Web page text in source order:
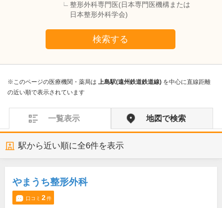
整形外科専門医(日本専門医機構または
日本整形外科学会)
検索する
※このページの医療機関・薬局は 上島駅(遠州鉄道鉄道線) を中心に直線距離
の近い順で表示されています
一覧表示 地図で検索
駅から近い順に全6件を表示
やまうち整形外科
口コミ 2件